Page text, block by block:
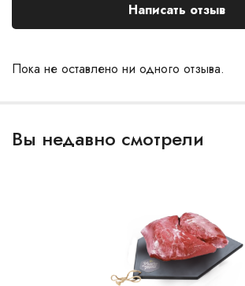
Пока не оставлено ни одного отзыва.
Написать отзыв
Вы недавно смотрели